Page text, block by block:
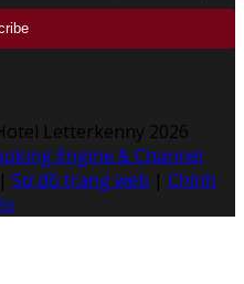
Letterkenny 2026
Engine & Channel
| Sơ đồ trang web | Chính